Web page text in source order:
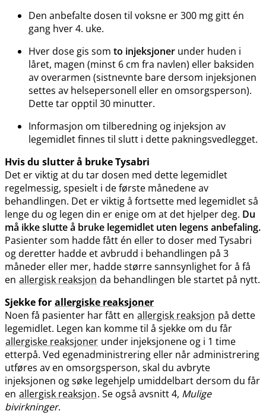
Den anbefalte dosen til voksne er 300 mg gitt én
gang hver 4. uke.
Hver dose gis som to injeksjoner under huden i
låret, magen (minst 6 cm fra navlen) eller baksiden
av overarmen (sistnevnte bare dersom injeksjonen
settes av helsepersonell eller en omsorgsperson).
Dette tar opptil 30 minutter.
Informasjon om tilberedning og injeksjon av
legemidlet finnes til slutt i dette pakningsvedlegget.
Hvis du slutter å bruke Tysabri
Det er viktig at du tar dosen med dette legemidlet
regelmessig, spesielt i de første månedene av
behandlingen. Det er viktig å fortsette med legemidlet så
lenge du og legen din er enige om at det hjelper deg. Du
må ikke slutte å bruke legemidlet uten legens anbefaling.
Pasienter som hadde fått én eller to doser med Tysabri
og deretter hadde et avbrudd i behandlingen på 3
måneder eller mer, hadde større sannsynlighet for å få
en allergisk reaksjon da behandlingen ble startet på nytt.
Sjekke for allergiske reaksjoner
Noen få pasienter har fått en allergisk reaksjon på dette
legemidlet. Legen kan komme til å sjekke om du får
allergiske reaksjoner under injeksjonene og i 1 time
etterpå. Ved egenadministrering eller når administrering
utføres av en omsorgsperson, skal du avbryte
injeksjonen og søke legehjelp umiddelbart dersom du får
en allergisk reaksjon. Se også avsnitt 4, Mulige
bivirkninger.